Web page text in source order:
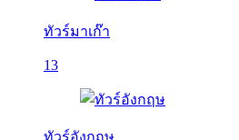
ทัวร์มาเก๊า
13
ทัวร์อังกฤษ